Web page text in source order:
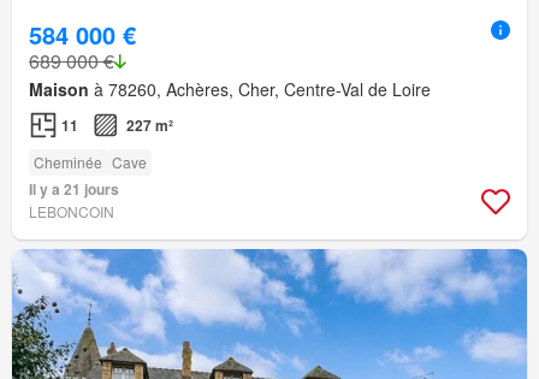
584 000 €
689 000 €
Maison à 78260, Achères, Cher, Centre-Val de Loire
11 227 m²
Cheminée Cave
Il y a 21 jours
LEBONCOIN